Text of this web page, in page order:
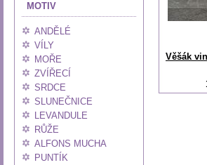
MOTIV
ANDĚLÉ
VÍLY
MOŘE
ZVÍŘECÍ
SRDCE
SLUNEČNICE
LEVANDULE
RŮŽE
ALFONS MUCHA
PUNTÍK
Věšák